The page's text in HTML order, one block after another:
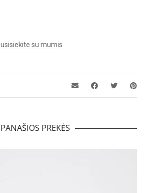
su mumis
PANAŠIOS PREKĖS